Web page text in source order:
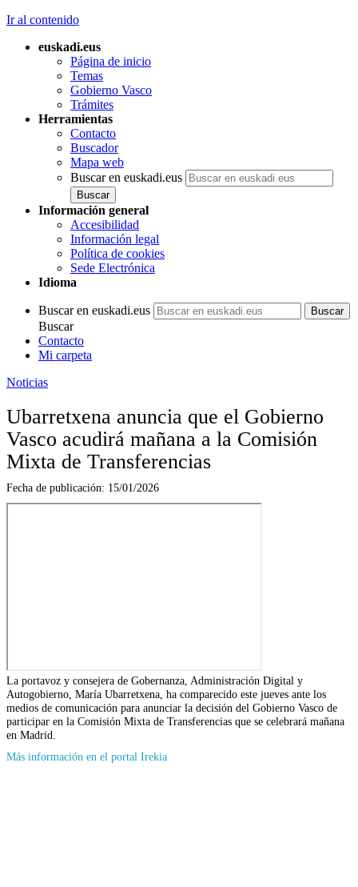
Ir al contenido
euskadi.eus
Página de inicio
Temas
Gobierno Vasco
Trámites
Herramientas
Contacto
Buscador
Mapa web
Buscar en euskadi.eus
Información general
Accesibilidad
Información legal
Política de cookies
Sede Electrónica
Idioma
Buscar en euskadi.eus
Buscar
Contacto
Mi carpeta
Noticias
Ubarretxena anuncia que el Gobierno
Vasco acudirá mañana a la Comisión
Mixta de Transferencias
Fecha de publicación: 15/01/2026
La portavoz y consejera de Gobernanza, Administración Digital y
Autogobierno, María Ubarretxena, ha comparecido este jueves ante los
medios de comunicación para anunciar la decisión del Gobierno Vasco de
participar en la Comisión Mixta de Transferencias que se celebrará mañana
en Madrid.
Más información en el portal Irekia(Se